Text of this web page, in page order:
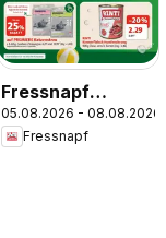
Fressnapf
Angebote
05.08.2026 - 08.08.2026
Fressnapf